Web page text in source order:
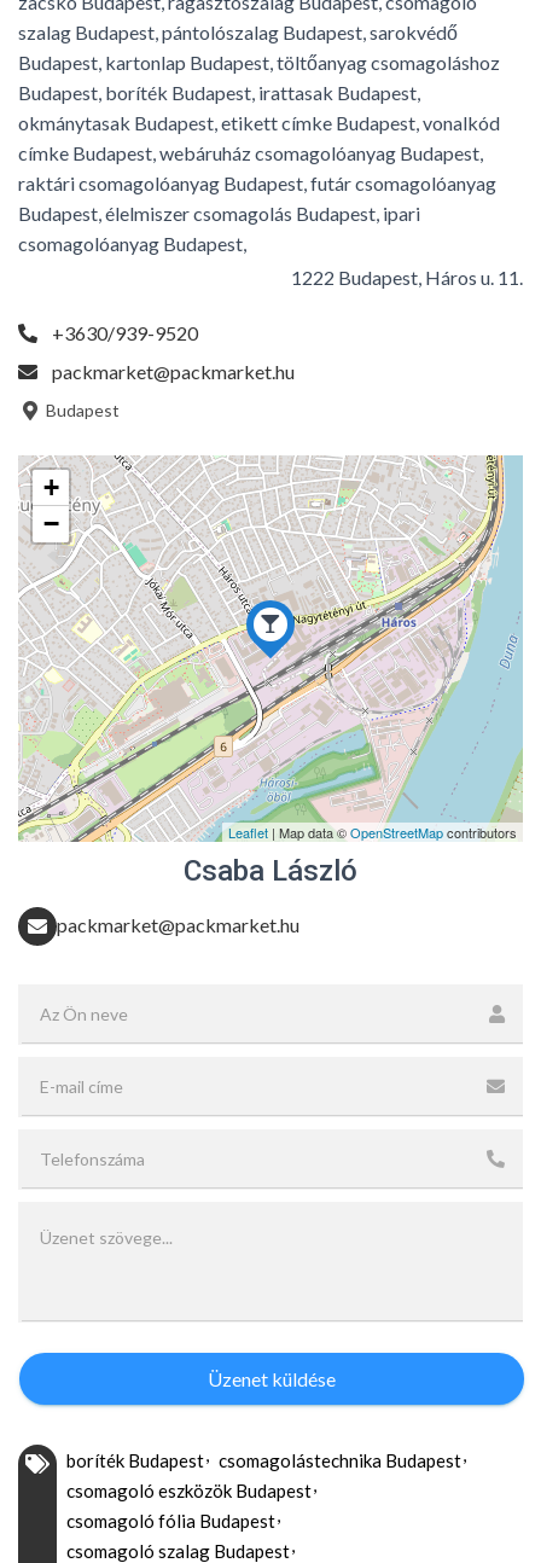
szalag Budapest, pántolószalag Budapest, sarokvédő
Budapest, kartonlap Budapest, töltőanyag csomagoláshoz
Budapest, boríték Budapest, irattasak Budapest,
okmánytasak Budapest, etikett címke Budapest, vonalkód
címke Budapest, webáruház csomagolóanyag Budapest,
raktári csomagolóanyag Budapest, futár csomagolóanyag
Budapest, élelmiszer csomagolás Budapest, ipari
csomagolóanyag Budapest,
1222 Budapest, Háros u. 11.
+3630/939-9520
packmarket@packmarket.hu
Budapest
+
−
Leaflet | Map data ©OpenStreetMapcontributors
Csaba László
packmarket@packmarket.hu
Üzenet küldése
boríték Budapest
csomagolástechnika Budapest
csomagoló eszközök Budapest
csomagoló fólia Budapest
csomagoló szalag Budapest